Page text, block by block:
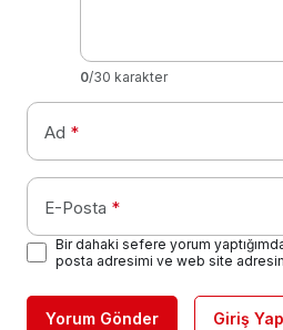
0/30 karakter
Ad *
E-Posta *
Bir dahaki sefere yorum
posta adresimi ve web site
Yorum Gönder Giriş Yap